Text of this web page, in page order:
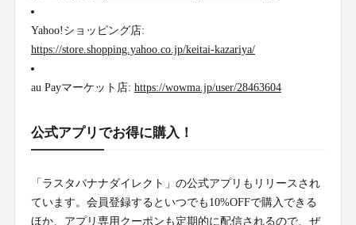
Yahoo!ショッピング店:
https://store.shopping.yahoo.co.jp/keitai-kazariya/
au Payマーケット店: https://wowma.jp/user/28463604
公式アプリでお得に購入！
「ラスタバナナダイレクト」の公式アプリもリリースされ
ています。会員登録するといつでも10%OFFで購入できる
ほか、アプリ専用クーポンも定期的に配信されるので、ぜ